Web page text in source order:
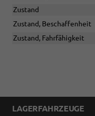
Zustand
Zustand, Beschaffenheit
Zustand, Fahrfähigkeit
LAGERFAHRZEUGE